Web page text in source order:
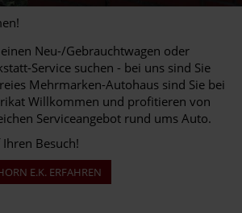
Neu-/Gebrauchtwagen oder
Service suchen - bei uns sind Sie
Mehrmarken-Autohaus sind Sie bei
Willkommen und profitieren von
Serviceangebot rund ums Auto.
Besuch!
E.K. ERFAHREN